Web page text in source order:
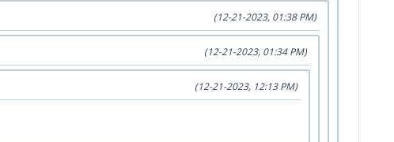
(12-21-2023, 01:38 PM)
(12-21-2023, 01:34 PM)
(12-21-2023, 12:13 PM)